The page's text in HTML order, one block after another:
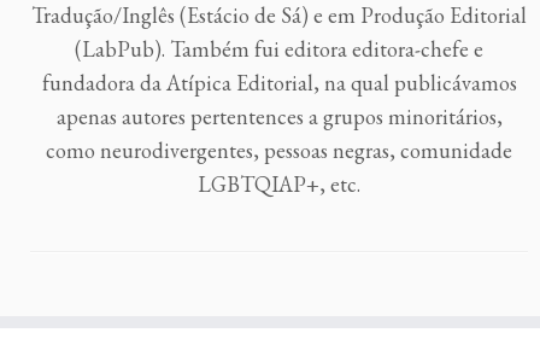
Tradução/Inglês (Estácio de Sá) e em Produção Editorial
(LabPub). Também fui editora editora-chefe e
fundadora da Atípica Editorial, na qual publicávamos
apenas autores pertentences a grupos minoritários,
como neurodivergentes, pessoas negras, comunidade
LGBTQIAP+, etc.